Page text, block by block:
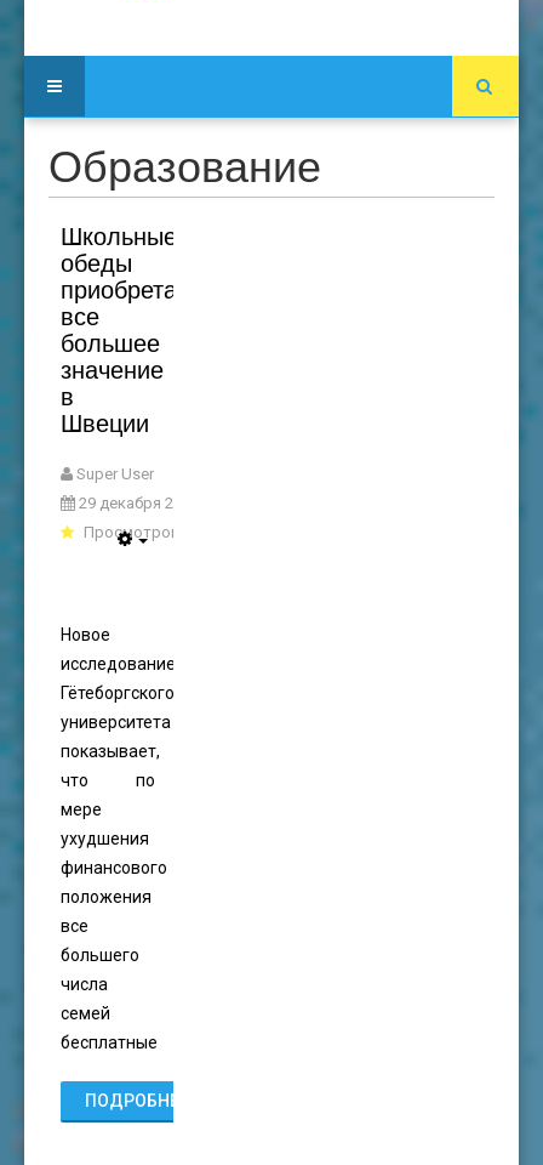
Образование
Школьные
обеды
приобретают
все
большее
значение
в
Швеции
Super User
29 декабря 2025
Просмотров: 826
Новое
исследование
Гётеборгского
университета
показывает,
что по
мере
ухудшения
финансового
положения
все
большего
числа
семей
бесплатные
ПОДРОБНЕЕ...